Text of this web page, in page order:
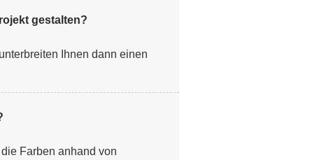
gestalten?
Ihnen dann einen
Farben anhand von